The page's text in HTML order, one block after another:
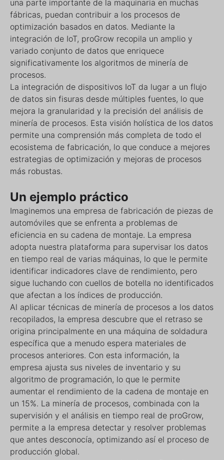
una parte importante de la maquinaria en muchas
fábricas, puedan contribuir a los procesos de
optimización basados en datos. Mediante la
integración de IoT, proGrow recopila un amplio y
variado conjunto de datos que enriquece
significativamente los algoritmos de minería de
procesos.
La integración de dispositivos IoT da lugar a un flujo
de datos sin fisuras desde múltiples fuentes, lo que
mejora la granularidad y la precisión del análisis de
minería de procesos. Esta visión holística de los datos
permite una comprensión más completa de todo el
ecosistema de fabricación, lo que conduce a mejores
estrategias de optimización y mejoras de procesos
más robustas.
Un ejemplo práctico
Imaginemos una empresa de fabricación de piezas de
automóviles que se enfrenta a problemas de
eficiencia en su cadena de montaje. La empresa
adopta nuestra plataforma para supervisar los datos
en tiempo real de varias máquinas, lo que le permite
identificar indicadores clave de rendimiento, pero
sigue luchando con cuellos de botella no identificados
que afectan a los índices de producción.
Al aplicar técnicas de minería de procesos a los datos
recopilados, la empresa descubre que el retraso se
origina principalmente en una máquina de soldadura
específica que a menudo espera materiales de
procesos anteriores. Con esta información, la
empresa ajusta sus niveles de inventario y su
algoritmo de programación, lo que le permite
aumentar el rendimiento de la cadena de montaje en
un 15%. La minería de procesos, combinada con la
supervisión y el análisis en tiempo real de proGrow,
permite a la empresa detectar y resolver problemas
que antes desconocía, optimizando así el proceso de
producción global.